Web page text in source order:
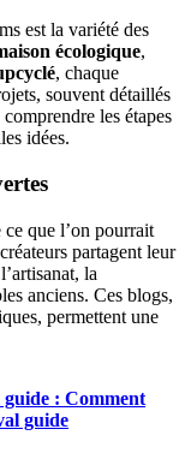
est la variété des
écologique,
, chaque
souvent détaillés
les étapes
idées.
que l’on pourrait
partagent leur
la
anciens. Ces blogs,
permettent une
: Comment
guide